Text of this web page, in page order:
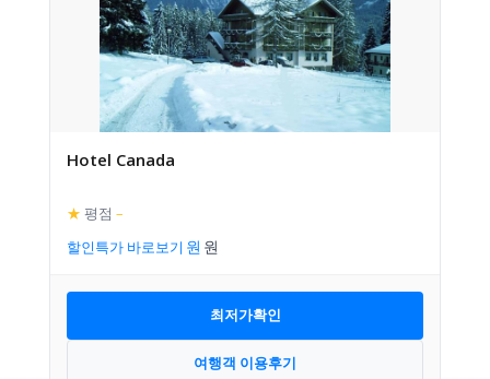
Hotel Canada
★ 평점 –
할인특가 바로보기
최저가확인
여행객 이용후기